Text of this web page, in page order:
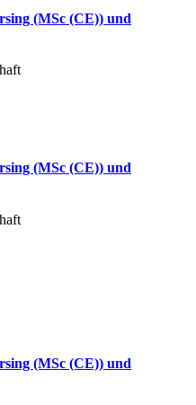
(MSc (CE)) und
(MSc (CE)) und
(MSc (CE)) und